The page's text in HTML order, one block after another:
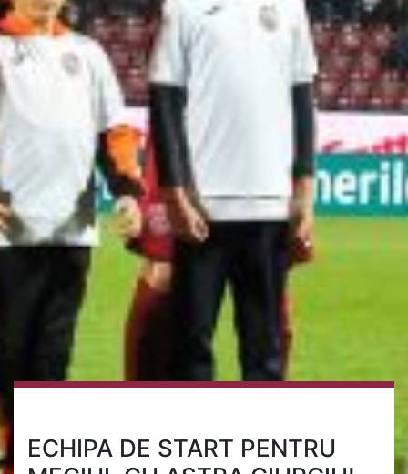
ECHIPA DE START PENTRU